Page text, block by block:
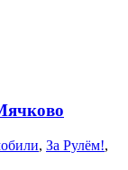
, За Рулём!,